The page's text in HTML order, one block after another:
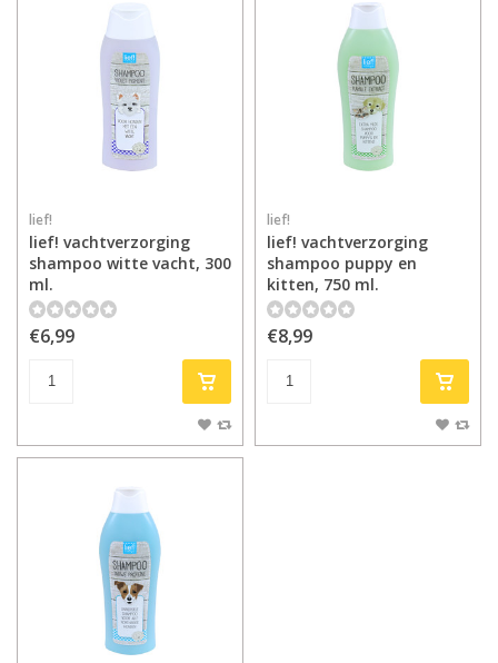
lief!
lief! vachtverzorging
shampoo witte vacht, 300
ml.
€6,99
lief!
lief! vachtverzorging
shampoo puppy en
kitten, 750 ml.
€8,99